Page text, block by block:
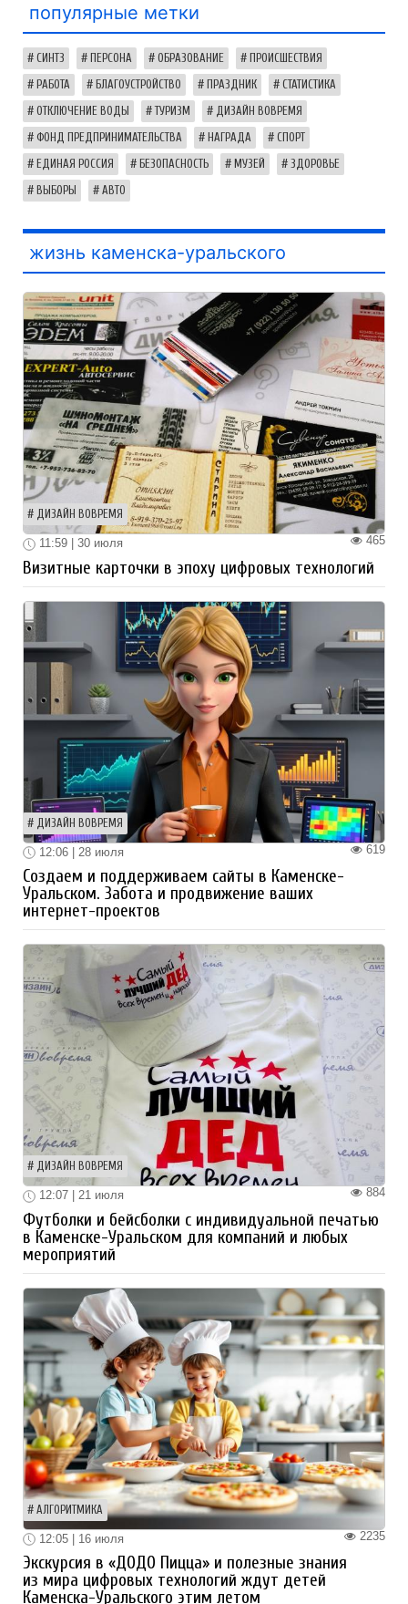
популярные метки
СИНТЗ ПЕРСОНА ОБРАЗОВАНИЕ ПРОИСШЕСТВИЯ
РАБОТА БЛАГОУСТРОЙСТВО ПРАЗДНИК СТАТИСТИКА
ОТКЛЮЧЕНИЕ ВОДЫ ТУРИЗМ ДИЗАЙН ВОВРЕМЯ
ФОНД ПРЕДПРИНИМАТЕЛЬСТВА НАГРАДА СПОРТ
ЕДИНАЯ РОССИЯ БЕЗОПАСНОСТЬ МУЗЕЙ ЗДОРОВЬЕ
ВЫБОРЫ АВТО
жизнь каменска-уральского
ДИЗАЙН ВОВРЕМЯ
465
11:59 | 30 июля
Визитные карточки в эпоху цифровых технологий
ДИЗАЙН ВОВРЕМЯ
619
12:06 | 28 июля
Создаем и поддерживаем сайты в Каменске-
Уральском. Забота и продвижение ваших
интернет-проектов
ДИЗАЙН ВОВРЕМЯ
884
12:07 | 21 июля
Футболки и бейсболки с индивидуальной печатью
в Каменске-Уральском для компаний и любых
мероприятий
АЛГОРИТМИКА
2235
12:05 | 16 июля
Экскурсия в «ДОДО Пицца» и полезные знания
из мира цифровых технологий ждут детей
Каменска-Уральского этим летом